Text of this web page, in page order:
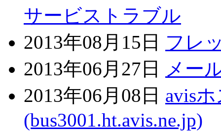
サービストラブル
2013年08月15日 フレ
2013年06月27日
メー
2013年06月08日 avis
(bus3001.ht.avis.ne.jp)